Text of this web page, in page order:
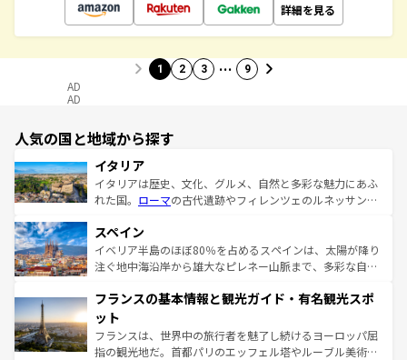
詳細を見る
1 2 3 … 9
AD
AD
人気の国と地域から探す
イタリア
イタリアは歴史、文化、グルメ、自然と多彩な魅力にあふ
れた国。 ローマの古代遺跡やフィレンツェのルネッサンス
ろん、トスカーナの美しい田園風景やアマルフィ海岸の絶
景など、自然景観も見逃せない。観光の合間には、本場の
ピザやパスタなど、絶品のイタリア料理を堪能することも
ませてくれるイタリアで、忘れられない旅をしてみよう！
なお、新着のイタリア情報は
しい。
スペイン
イベリア半島のほぼ80％を占めるスペインは、太陽が降り
注ぐ地中海沿岸から雄大なピレネー山脈まで、多彩な自然
文化が根付くこの国では、情熱的なフラメンコ、熱気あふ
れる闘牛、そして美味しいタパスが生活の一部となってい
る。首都マドリードの洗練された雰囲気や、バルセロナの
アートに溢れた街角から、地方では古代ローマ遺跡や中世
フランスの基本情報と観光ガイド・有名観光スポ
ット
フランスは、世界中の旅行者を魅了し続けるヨーロッパ屈
指の観光地だ。首都パリのエッフェル塔やルーブル美術館